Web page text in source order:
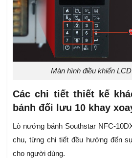
Màn hình điều khiển
Các chi tiết thiết kế
bánh đối lưu 10 khay
Lò nướng bánh Southstar NFC-
chu, từng chi tiết đều hướng đến
cho người dùng.